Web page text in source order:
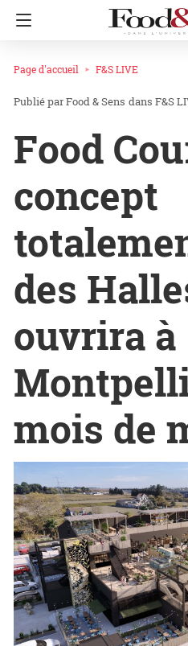
Page d'accueil F&S LIVE
Food & Sens dans F&S
Food
concept
des
ouvrira à
mois de